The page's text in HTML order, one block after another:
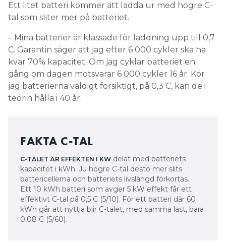
långsammare och motståndet i cellerna ökar. Det
gör batteriprestandan sämre i kallt väder. Men kyla
kan också bidra till att batteriet åldras.
– Också väldigt snabb upp- och urladdning sliter
mycket på batteriet.
Optimal temperatur och
användning kan förlänga
– Om man jämför med ett elbilsbatteri kan man
sportigt, då kan ditt batteri räcka kortare än om du
kör vårdat. I en modern elbil finns ett BMS, ett
battery managment system, som ser till att
laddningen inte går för snabbt och som övervakar
temperaturen.
Ett litet batteri kommer att ladda ur med högre C-
tal som sliter mer på batteriet.
– Mina batterier är klassade för laddning upp till 0,7
C. Garantin säger att jag efter 6 000 cykler ska ha
kvar 70% kapacitet. Om jag cyklar batteriet en
gång om dagen motsvarar 6 000 cykler 16 år. Kör
jag batterierna väldigt försiktigt, på 0,3 C, kan de i
teorin hålla i 40 år.
FAKTA C-TAL
C-TALET ÄR EFFEKTEN I KW delat med batteriets
kapacitet i kWh. Ju högre C-tal desto mer slits
battericellerna och batteriets livslängd förkortas.
Ett 10 kWh batteri som avger 5 kW effekt får ett
effektivt C-tal på 0,5 C (5/10). För ett batteri där 60
kWh går att nyttja blir C-talet, med samma last, bara
0,08 C (5/60).